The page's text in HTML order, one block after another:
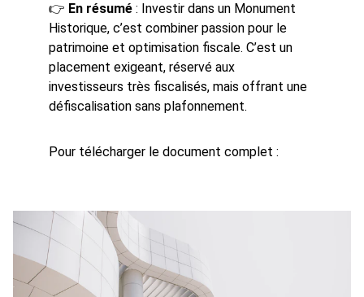
👉 En résumé : Investir dans un Monument
Historique, c’est combiner passion pour le
patrimoine et optimisation fiscale. C’est un
placement exigeant, réservé aux
investisseurs très fiscalisés, mais offrant une
défiscalisation sans plafonnement.
Pour télécharger le document complet :